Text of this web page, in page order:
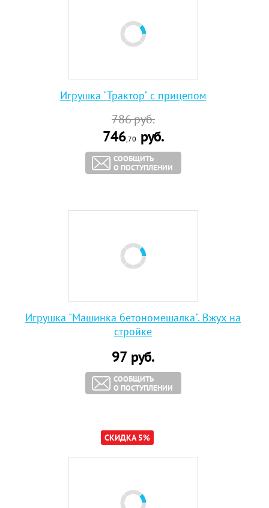
Игрушка "Трактор" с прицепом
786руб.
746,70 руб.
СООБЩИТЬ
О ПОСТУПЛЕНИИ
Игрушка "Машинка бетономешалка". Вжух на
стройке
97руб.
СООБЩИТЬ
О ПОСТУПЛЕНИИ
СКИДКА 5%